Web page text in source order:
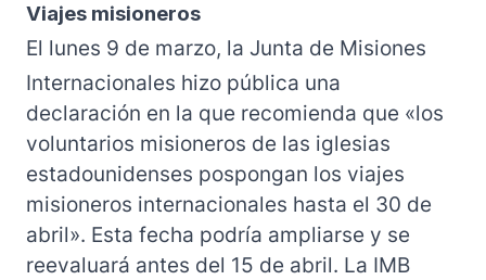
Viajes misioneros
El lunes 9 de marzo, la Junta de Misiones
Internacionales hizo pública una
declaración en la que recomienda que «los
voluntarios misioneros de las iglesias
estadounidenses pospongan los viajes
misioneros internacionales hasta el 30 de
abril». Esta fecha podría ampliarse y se
reevaluará antes del 15 de abril. La IMB